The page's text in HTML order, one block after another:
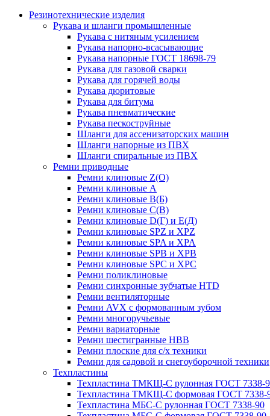
Резинотехнические изделия
Рукава и шланги промышленные
Рукава с нитяным усилением
Рукава напорно-всасывающие
Рукава напорные ГОСТ 18698-79
Рукава для газовой сварки
Рукава для горячей воды
Рукава дюритовые
Рукава для битума
Рукава пневматические
Рукава пескоструйные
Шланги для ассенизаторских машин
Шланги напорные из ПВХ
Шланги спиральные из ПВХ
Ремни приводные
Ремни клиновые Z(О)
Ремни клиновые А
Ремни клиновые В(Б)
Ремни клиновые С(В)
Ремни клиновые D(Г) и Е(Д)
Ремни клиновые SPZ и XPZ
Ремни клиновые SPA и XPA
Ремни клиновые SPB и XPB
Ремни клиновые SPC и XPC
Ремни поликлиновые
Ремни синхронные зубчатые HTD
Ремни вентиляторные
Ремни AVX с формованным зубом
Ремни многоручьевые
Ремни вариаторные
Ремни шестигранные HBB
Ремни плоские для с/х техники
Ремни для садовой и снегоуборочной техники
Техпластины
Техпластина ТМКЩ-С рулонная ГОСТ 7338-
Техпластина ТМКЩ-С формовая ГОСТ 7338-
Техпластина МБС-С рулонная ГОСТ 7338-90